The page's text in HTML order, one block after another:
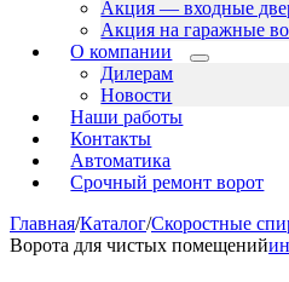
Акция — входные
Акция на гаражные
О компании
Дилерам
Новости
Наши работы
Контакты
Автоматика
Срочный ремонт ворот
Главная/Каталог/Скоростные
Ворота для чистых помещений